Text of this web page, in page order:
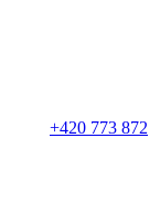
+420 773 872